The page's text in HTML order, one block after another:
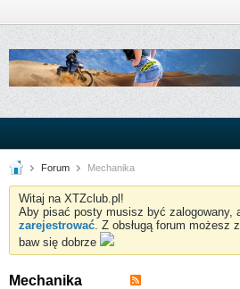
Forum Mechanika
Witaj na XTZclub.pl!
Aby pisać posty musisz być zalogowany,
zarejestrować. Z obsługą forum możesz
baw się dobrze
Mechanika